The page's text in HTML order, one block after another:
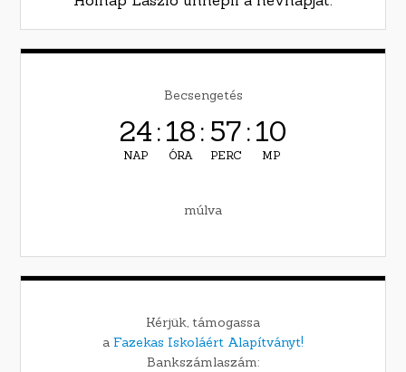
Becsengetés
24
NAP
:18
ÓRA
: 57
PERC
:09
MP
múlva
Kérjük, támogassa
a Fazekas Iskoláért Alapítványt!
Bankszámlaszám: